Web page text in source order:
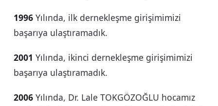
1996 Yılında, ilk dernekleşme girişimimizi
başarıya ulaştıramadık.
2001 Yılında, ikinci dernekleşme girişimimizi
başarıya ulaştıramadık.
2006 Yılında, Dr. Lale TOKGÖZOĞLU hocamız